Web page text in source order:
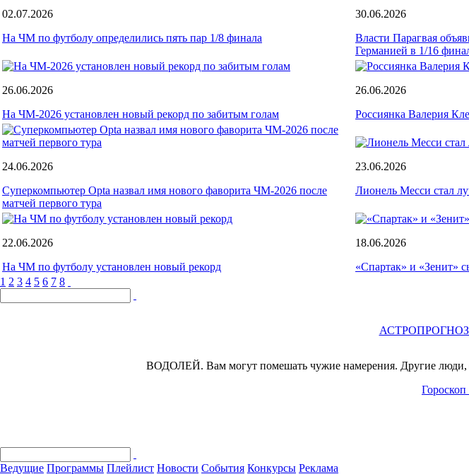
02.07.2026
На ЧМ по футболу определились пять пар 1/8 финала
30.06.2026
Власти Парагвая
Германией в 1/16
26.06.2026
На ЧМ-2026 установлен новый рекорд по забитым голам
26.06.2026
Россиянка Валерия
24.06.2026
Суперкомпьютер Opta назвал имя нового фаворита ЧМ-2026 после
матчей первого тура
23.06.2026
Лионель Месси стал
22.06.2026
На ЧМ по футболу установлен новый рекорд
18.06.2026
«Спартак» и «Зенит»
1 2 3 4 5 6 7 8
АСТРОПРОГНОЗ
ВОДОЛЕЙ. Вам могут помешать чужие намерения. Другие
Гороскоп
Ведущие Программы Плейлист Новости События Конкурсы Реклама